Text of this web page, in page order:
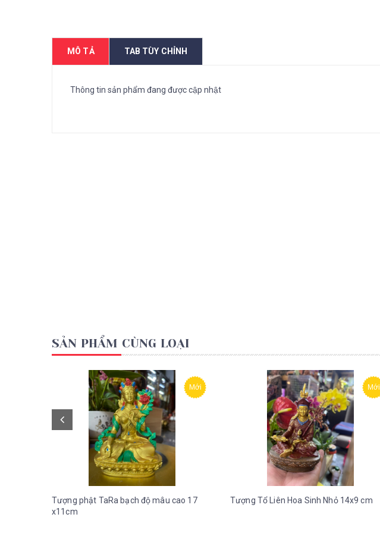
MÔ TẢ TAB TÙY CHỈNH
Thông tin sản phẩm đang được cập nhật
SẢN PHẨM CÙNG LOẠI
Mới
Tượng phật TaRa bạch độ mâu cao 17
x11cm
Mới
Tượng Tổ Liên Hoa Sinh Nhỏ 14x9 cm